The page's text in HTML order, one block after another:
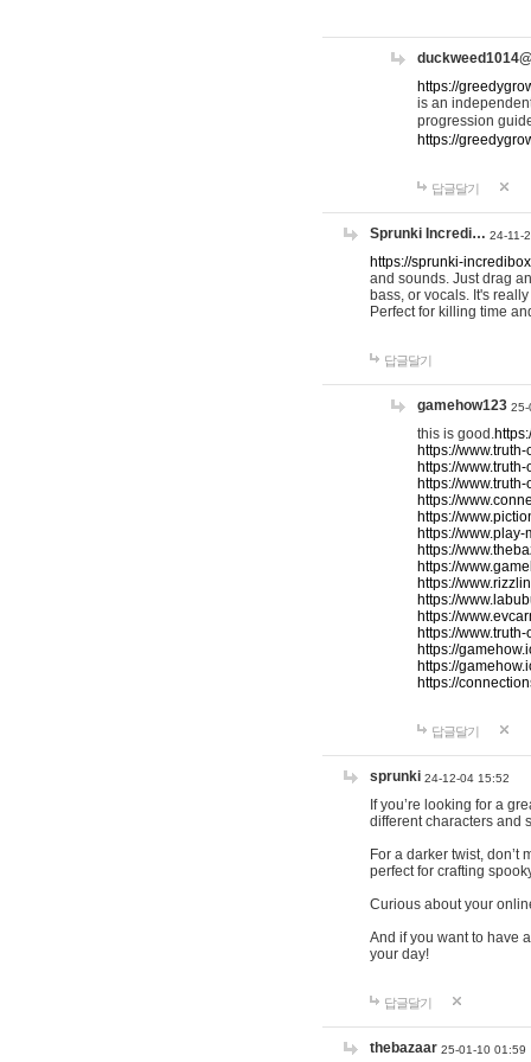
https://
is an
progression
https://
답글달기
Sprunki Incredi… 24-11-
https://sprunki-
and sounds. Just drag
bass, or vocals. It's
Perfect for killing time
답글달기
gamehow123 25-
this is good.
https://
https://
https://
https://
https://
https://
https://
https://
https://
https://
https://
https://
https://
https://
https://
답글달기
sprunki 24-12-04 15:52
If you’re looking for a
different characters and
For a darker twist, don’t
perfect for crafting
Curious about your
And if you want to have
your day!
답글달기
thebazaar 25-01-10 01:59